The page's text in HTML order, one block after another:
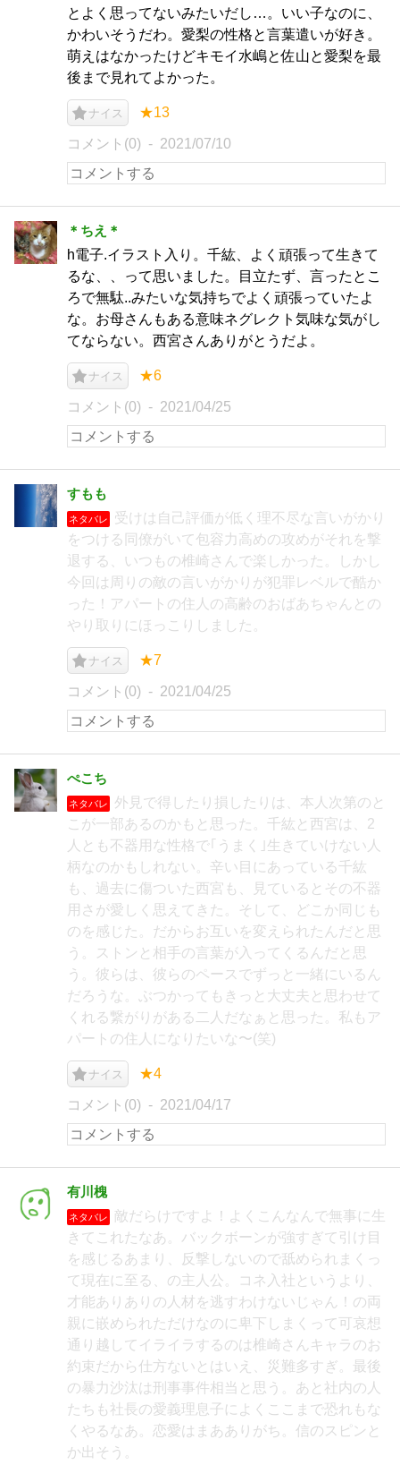
とよく思ってないみたいだし…。いい子なのに、
かわいそうだわ。愛梨の性格と言葉遣いが好き。
萌えはなかったけどキモイ水嶋と佐山と愛梨を最
後まで見れてよかった。
ナイス ★13
コメント(0) 2021/07/10
＊ちえ＊
h電子.イラスト入り。千紘、よく頑張って生きて
るな、、って思いました。目立たず、言ったとこ
ろで無駄..みたいな気持ちでよく頑張っていたよ
な。お母さんもある意味ネグレクト気味な気がし
てならない。西宮さんありがとうだよ。
ナイス ★6
コメント(0) 2021/04/25
すもも
ネタバレ
受けは自己評価が低く理不尽な言いがかり
をつける同僚がいて包容力高めの攻めがそれを撃
退する、いつもの椎崎さんで楽しかった。しかし
今回は周りの敵の言いがかりが犯罪レベルで酷か
った！アパートの住人の高齢のおばあちゃんとの
やり取りにほっこりしました。
ナイス ★7
コメント(0) 2021/04/25
ぺこち
ネタバレ
外見で得したり損したりは、本人次第のと
こが一部あるのかもと思った。千紘と西宮は、2
人とも不器用な性格で｢うまく｣生きていけない人
柄なのかもしれない。辛い目にあっている千紘
も、過去に傷ついた西宮も、見ているとその不器
用さが愛しく思えてきた。そして、どこか同じも
のを感じた。だからお互いを変えられたんだと思
う。ストンと相手の言葉が入ってくるんだと思
う。彼らは、彼らのペースでずっと一緒にいるん
だろうな。ぶつかってもきっと大丈夫と思わせて
くれる繋がりがある二人だなぁと思った。私もア
パートの住人になりたいな〜(笑)
ナイス ★4
コメント(0) 2021/04/17
有川槐
ネタバレ
敵だらけですよ！よくこんなんで無事に生
きてこれたなあ。バックボーンが強すぎて引け目
を感じるあまり、反撃しないので舐められまくっ
て現在に至る、の主人公。コネ入社というより、
才能ありありの人材を逃すわけないじゃん！の両
親に嵌められただけなのに卑下しまくって可哀想
通り越してイライラするのは椎崎さんキャラのお
約束だから仕方ないとはいえ、災難多すぎ。最後
の暴力沙汰は刑事事件相当と思う。あと社内の人
たちも社長の愛義理息子によくここまで恐れもな
くやるなあ。恋愛はまあありがち。信のスピンと
か出そう。